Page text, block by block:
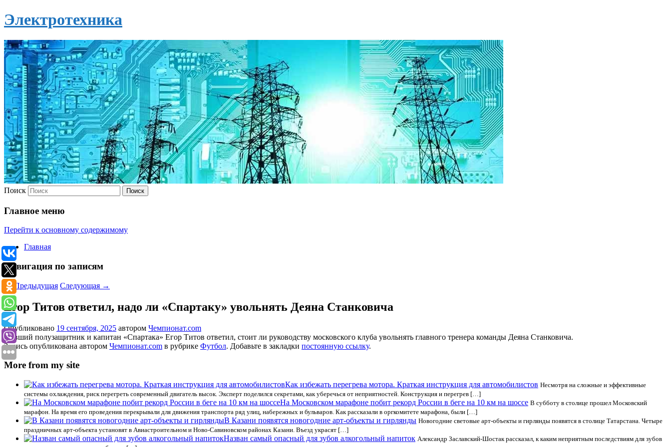
Электротехника
Поиск
Главное меню
Перейти к основному содержимому
Главная
Навигация по записям
←Предыдущая Следующая →
Егор Титов ответил, надо ли «Спартаку» увольнять Деяна Станковича
Опубликовано 19 сентября, 2025 автором Чемпионат.com
Бывший полузащитник и капитан «Спартака» Егор Титов ответил, стоит ли руководству московского клуба увольнять главного тренера команды Деяна Станковича.
Запись опубликована автором Чемпионат.com в рубрике Футбол. Добавьте в закладки постоянную ссылку.
More from my site
Как избежать перегрева мотора. Краткая инструкция для автомобилистов Несмотря на сложные и эффективные
системы охлаждения, риск перегреть современный двигатель высок. Эксперт поделился секретами, как уберечься от неприятностей. Конструкция и перегрев […]
На Московском марафоне побит рекорд России в беге на 10 км на шоссе В субботу в столице прошел Московский
марафон. На время его проведения перекрывали для движения транспорта ряд улиц, набережных и бульваров. Как рассказали в оргкомитете марафона, были […]
В Казани появятся новогодние арт-объекты и гирлянды Новогодние световые арт-объекты и гирлянды появятся в столице Татарстана. Четыре
праздничных арт-объекта установят в Авиастроительном и Ново-Савиновском районах Казани. Въезд украсят […]
Назван самый опасный для зубов алкогольный напиток Александр Заславский-Шостак рассказал, к каким неприятным последствиям для зубов